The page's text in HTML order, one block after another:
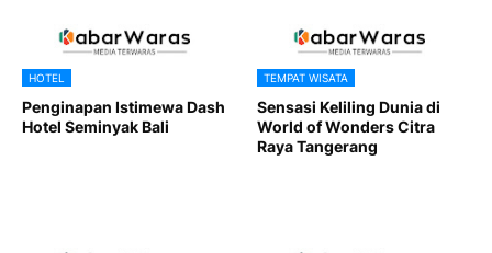
HOTEL
Penginapan Istimewa Dash
Hotel Seminyak Bali
TEMPAT WISATA
Sensasi Keliling Dunia di
World of Wonders Citra
Raya Tangerang